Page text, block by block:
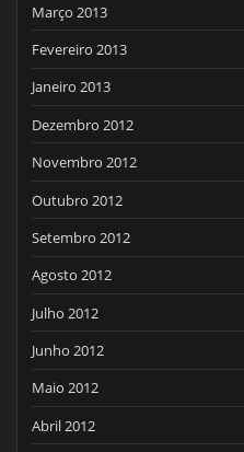
Março 2013
Fevereiro 2013
Janeiro 2013
Dezembro 2012
Novembro 2012
Outubro 2012
Setembro 2012
Agosto 2012
Julho 2012
Junho 2012
Maio 2012
Abril 2012